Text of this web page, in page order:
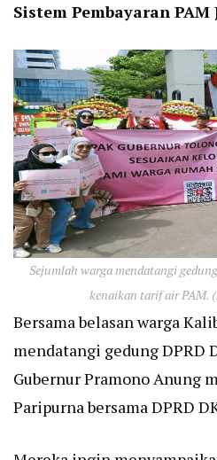
Sistem Pembayaran PAM
Sejumlah warga mendatangi
kenaikan tarif air PAM.
Bersama belasan warga
mendatangi gedung DPRD
Gubernur Pramono Anung
Paripurna bersama DPRD